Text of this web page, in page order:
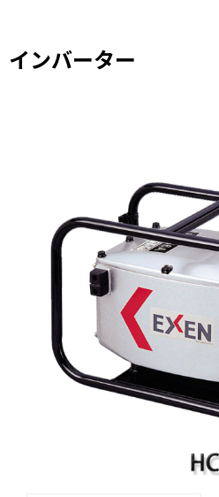
インバーター